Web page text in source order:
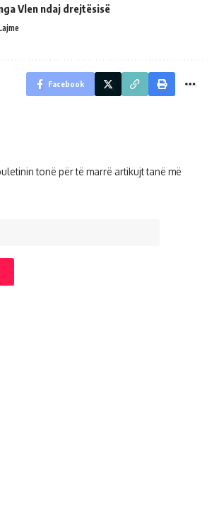
Vlen ndaj drejtësisë
Facebook
tonë për të marrë artikujt tanë më